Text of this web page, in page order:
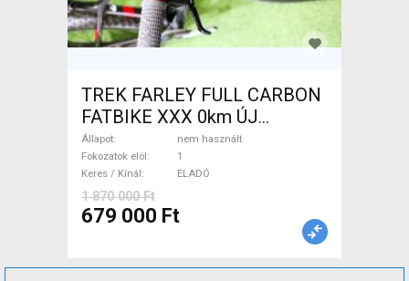
TREK FARLEY FULL CARBON
FATBIKE XXX 0km ÚJ
WAMPA CF Fatbike nem
használt ELADÓ
Állapot
nem használt
Fokozatok elöl
1
Keres / Kínál
ELADÓ
1 870 000 Ft
679 000 Ft